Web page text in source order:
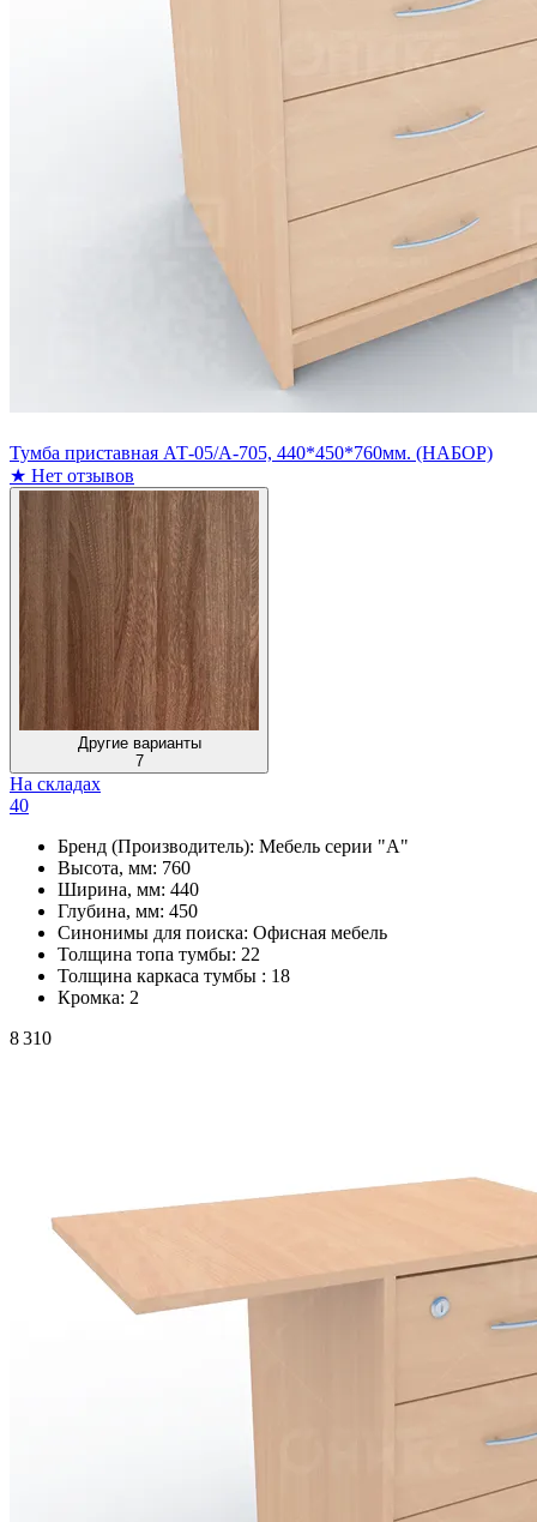
Тумба приставная АТ-05/А-705, 440*450*760мм. (НАБОР)
★ Нет отзывов
Другие варианты
7
На складах
40
Бренд (Производитель): Мебель серии "А"
Высота, мм: 760
Ширина, мм: 440
Глубина, мм: 450
Синонимы для поиска: Офисная мебель
Толщина топа тумбы: 22
Толщина каркаса тумбы : 18
Кромка: 2
8 310